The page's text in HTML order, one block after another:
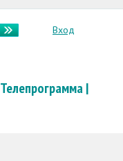
Вход
Телепрограмма|